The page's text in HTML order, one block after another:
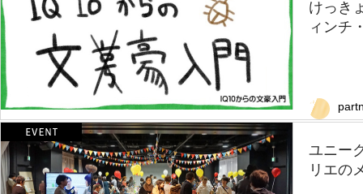
けっき
ィンチ
ユニー
リエの